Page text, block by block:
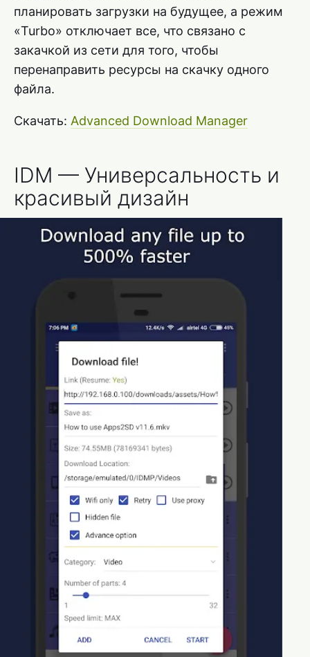
планировать загрузки на будущее, а режим
«Turbo» отключает все, что связано с
закачкой из сети для того, чтобы
перенаправить ресурсы на скачку одного
файла.
Скачать: Advanced Download Manager
IDM — Универсальность и
красивый дизайн